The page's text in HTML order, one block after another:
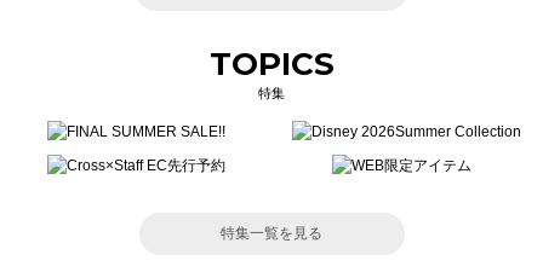
TOPICS
特集
特集一覧を見る